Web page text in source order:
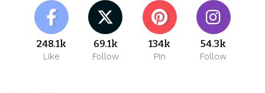
248.1k
Like
69.1k
Follow
134k
Pin
54.3k
Follow